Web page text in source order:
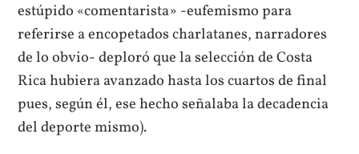
estúpido «comentarista» -eufemismo para
referirse a encopetados charlatanes, narradores
de lo obvio- deploró que la selección de Costa
Rica hubiera avanzado hasta los cuartos de final
pues, según él, ese hecho señalaba la decadencia
del deporte mismo).